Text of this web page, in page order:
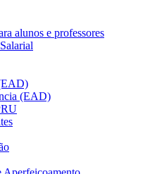
alunos e professores
(EAD)